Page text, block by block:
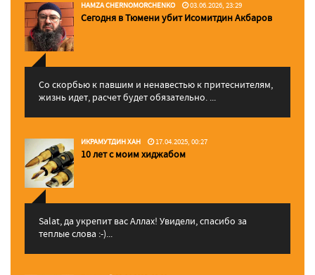
HAMZA CHERNOMORCHENKO 03.06.2026, 23:29
Сегодня в Тюмени убит Исомитдин Акбаров
Со скорбью к павшим и ненавестью к притеснителям,
жизнь идет, расчет будет обязательно. ...
ИКРАМУТДИН ХАН 17.04.2025, 00:27
10 лет с моим хиджабом
Salat, да укрепит вас Аллаx! Увидели, спасибо за
теплые слова :-)...